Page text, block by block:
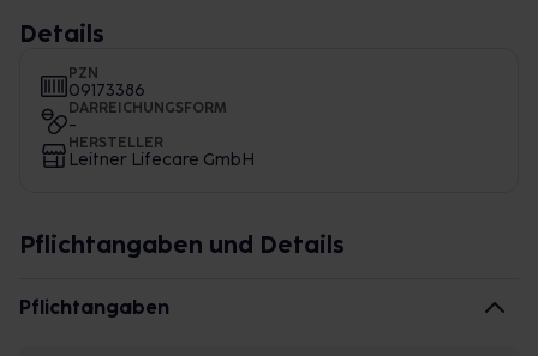
Details
PZN
09173386
DARREICHUNGSFORM
-
HERSTELLER
Leitner Lifecare GmbH
Pflichtangaben und Details
Pflichtangaben